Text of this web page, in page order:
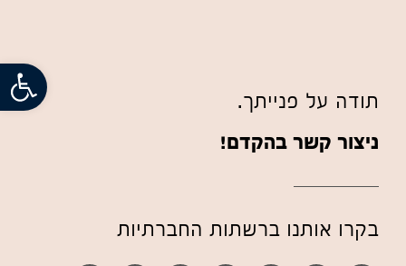
תודה על פנייתך.
ניצור קשר בהקדם!
בקרו אותנו ברשתות החברתיות